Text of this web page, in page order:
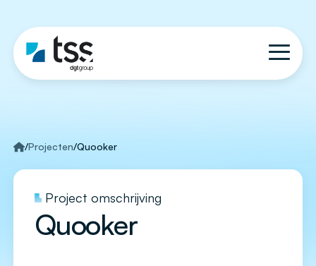
/Projecten/Quooker
Project omschrijving
Quooker